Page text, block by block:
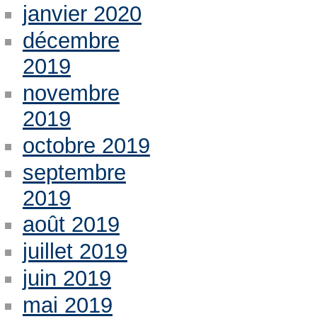
janvier 2020
décembre
2019
novembre
2019
octobre 2019
septembre
2019
août 2019
juillet 2019
juin 2019
mai 2019